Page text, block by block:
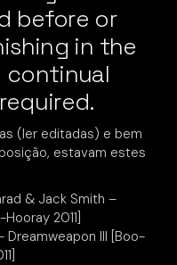
before or
in the
continual
(ler editadas) e bem
estavam estes
& Jack Smith –
2011]
Dreamweapon III [Boo-